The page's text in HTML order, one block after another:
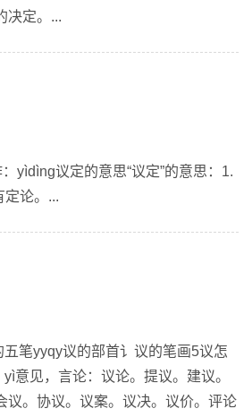
决定。...
yìdìng议定的意思“议定”的意思：1.
定论。...
笔yyqy议的部首讠议的笔画5议怎
意见，言论：议论。提议。建议。
议。协议。议案。议决。议价。评论